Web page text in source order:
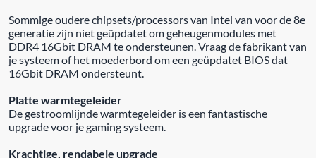
Sommige oudere chipsets/processors van Intel van voor de 8e
generatie zijn niet geüpdatet om geheugenmodules met
DDR4 16Gbit DRAM te ondersteunen. Vraag de fabrikant van
je systeem of het moederbord om een geüpdatet BIOS dat
16Gbit DRAM ondersteunt.
Platte warmtegeleider
De gestroomlijnde warmtegeleider is een fantastische
upgrade voor je gaming systeem.
Krachtige, rendabele upgrade